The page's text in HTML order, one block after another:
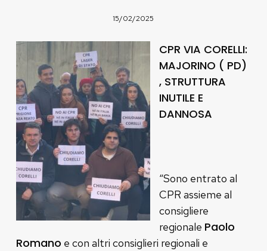
15/02/2025
CPR VIA CORELLI:
MAJORINO ( PD)
, STRUTTURA
INUTILE E
DANNOSA
“Sono entrato al
CPR assieme al
consigliere
regionale Paolo
Romano e con altri consiglieri regionali e